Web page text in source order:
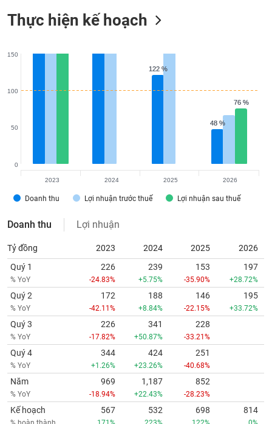
Thực hiện kế hoạch
122 %
122 %
48 %
48 %
76 %
76 %
Doanh thu Lợi nhuận trước thuế Lợi nhuận sau thuế
0
50
100
150
2023 2024 2025 2026
Doanh thu Lợi nhuận
Tỷ đồng 2023 2024 2025
2026
Quý 1
% YoY
226
-24.83%
239
+5.75%
153
-35.90%
197
+28.72%
Quý 2
% YoY
172
-42.11%
188
+8.84%
146
-22.15%
195
+33.72%
Quý 3
% YoY
226
-17.82%
341
+50.87%
228
-33.21%
Quý 4
% YoY
344
+1.26%
424
+23.26%
251
-40.68%
Năm
% YoY
969
-18.94%
1,187
+22.43%
852
-28.23%
Kế hoạch 567 532 698 814